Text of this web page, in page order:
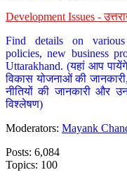
Development Issues -
Find details on various
policies, new business
Uttarakhand. (यहां आप
विकास योजनाओं की
नीतियों की जानकारी और
विश्लेषण)
Moderators: Mayank
Posts: 6,084
Topics: 100